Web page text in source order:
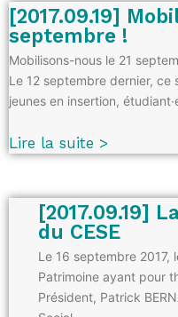
[2017.09.19]
septembre !
Mobilisons-nous le 21
Le 12 septembre dernier, ce
jeunes en insertion,
Lire la suite >
[2017.09.19]
du CESE
Le 16 septembre 2017,
Patrimoine ayant pour
Président, Patrick